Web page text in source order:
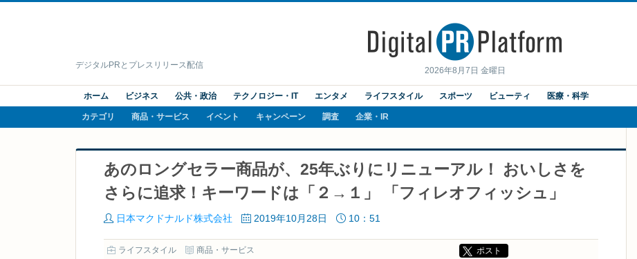
2026年8月7日 金曜日
デジタルPRとプレスリリース配信
ホーム ビジネス 公共・政治 テクノロジー・IT エンタメ ライフスタイル スポーツ ビューティ 医療・科学
カテゴリ 商品・サービス イベント キャンペーン 調査 企業・IR
あのロングセラー商品が、25年ぶりにリニューアル！ おいしさを
さらに追求！キーワードは「２→１」 「フィレオフィッシュ」
日本マクドナルド株式会社 2019年10月28日 10：51
ライフスタイル 商品・サービス ポスト